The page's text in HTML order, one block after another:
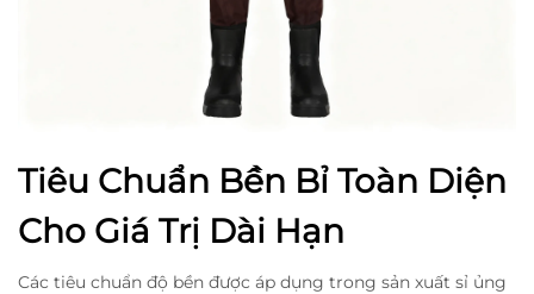
Tiêu Chuẩn Bền Bỉ Toàn Diện
Cho Giá Trị Dài Hạn
Các tiêu chuẩn độ bền được áp dụng trong sản xuất sỉ ủng